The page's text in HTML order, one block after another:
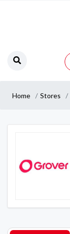
Home Stores